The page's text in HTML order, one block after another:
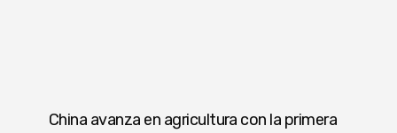
China avanza en agricultura con la primera